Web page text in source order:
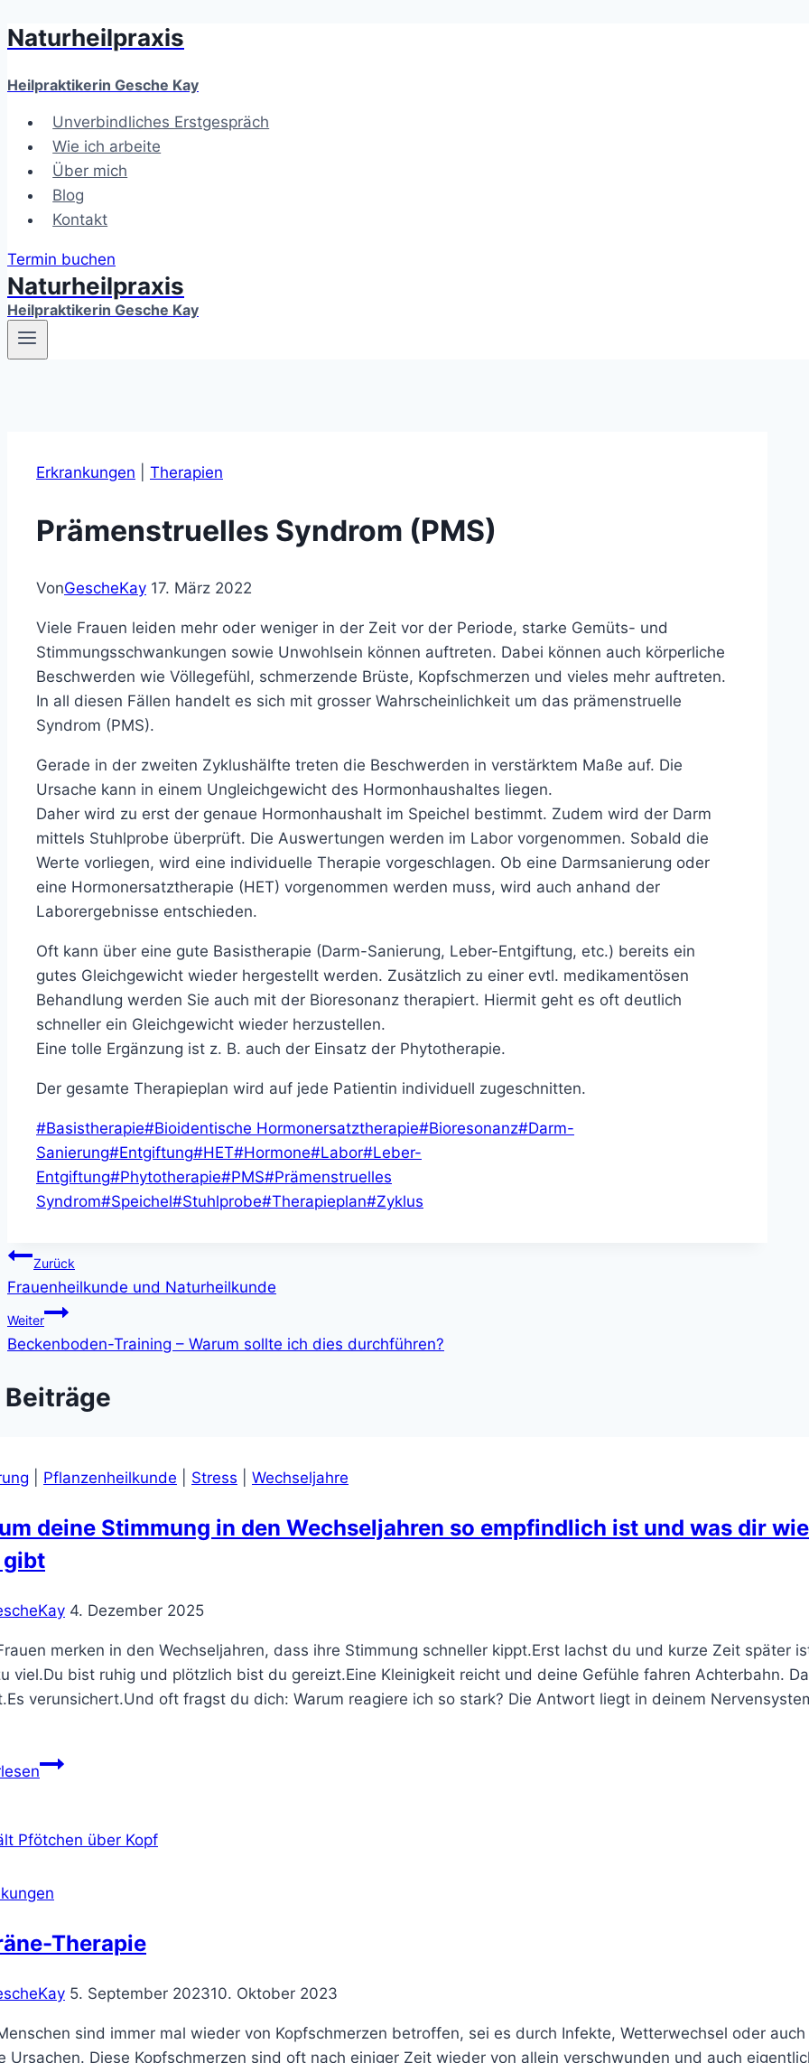
Zum
springen
Naturheilpraxis
Heilpraktikerin Gesche Kay
Unverbindliches Erstgespräch
Wie ich arbeite
Über mich
Blog
Kontakt
Termin buchen
Naturheilpraxis
Heilpraktikerin Gesche Kay
Erkrankungen Therapien
Prämenstruelles Syndrom (PMS)
VonGescheKay 17. März 2022
Viele Frauen leiden mehr oder weniger in der Zeit vor der Periode, starke Gemüts- und
Stimmungsschwankungen sowie Unwohlsein können auftreten. Dabei können auch körperliche
Beschwerden wie Völlegefühl, schmerzende Brüste, Kopfschmerzen und vieles mehr auftreten.
In all diesen Fällen handelt es sich mit grosser Wahrscheinlichkeit um das prämenstruelle
Syndrom (PMS).
Gerade in der zweiten Zyklushälfte treten die Beschwerden in verstärktem Maße auf. Die
Ursache kann in einem Ungleichgewicht des Hormonhaushaltes liegen.
Daher wird zu erst der genaue Hormonhaushalt im Speichel bestimmt. Zudem wird der Darm
mittels Stuhlprobe überprüft. Die Auswertungen werden im Labor vorgenommen. Sobald die
Werte vorliegen, wird eine individuelle Therapie vorgeschlagen. Ob eine Darmsanierung oder
eine Hormonersatztherapie (HET) vorgenommen werden muss, wird auch anhand der
Laborergebnisse entschieden.
Oft kann über eine gute Basistherapie (Darm-Sanierung, Leber-Entgiftung, etc.) bereits ein
gutes Gleichgewicht wieder hergestellt werden. Zusätzlich zu einer evtl. medikamentösen
Behandlung werden Sie auch mit der Bioresonanz therapiert. Hiermit geht es oft deutlich
schneller ein Gleichgewicht wieder herzustellen.
Eine tolle Ergänzung ist z. B. auch der Einsatz der Phytotherapie.
Der gesamte Therapieplan wird auf jede Patientin individuell zugeschnitten.
Schlagworte:
#Basistherapie#Bioidentische Hormonersatztherapie#Bioresonanz#Darm-
Sanierung#Entgiftung#HET#Hormone#Labor#Leber-
Entgiftung#Phytotherapie#PMS#Prämenstruelles
Syndrom#Speichel#Stuhlprobe#Therapieplan#Zyklus
Beitragsnavigation
Zurück
Frauenheilkunde und Naturheilkunde
Weiter
Beckenboden-Training – Warum sollte ich dies durchführen?
Pflanzenheilkunde Stress Wechseljahre
deine Stimmung in den Wechseljahren so empfindlich ist und was dir
gibt
4. Dezember 2025
merken in den Wechseljahren, dass ihre Stimmung schneller kippt.Erst lachst du und kurze Zeit später
viel.Du bist ruhig und plötzlich bist du gereizt.Eine Kleinigkeit reicht und deine Gefühle fahren Achterbahn.
verunsichert.Und oft fragst du dich: Warum reagiere ich so stark? Die Antwort liegt in deinem
Warum
in
empfindlich
ist
was
dir
wieder
Therapie
5. September 202310. Oktober 2023
sind immer mal wieder von Kopfschmerzen betroffen, sei es durch Infekte, Wetterwechsel oder auch
Ursachen. Diese Kopfschmerzen sind oft nach einiger Zeit wieder von allein verschwunden und auch